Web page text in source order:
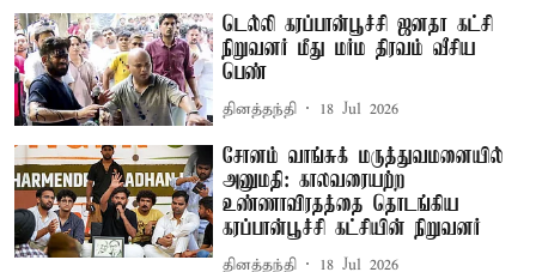
டெல்லி கரப்பான்பூச்சி ஜனதா கட்சி
நிறுவனர் மீது மர்ம திரவம் வீசிய
பெண்
தினத்தந்தி 18 Jul 2026
சோனம் வாங்சுக் மருத்துவமனையில்
அனுமதி: காலவரையற்ற
உண்ணாவிரதத்தை தொடங்கிய
கரப்பான்பூச்சி கட்சியின் நிறுவனர்
தினத்தந்தி 18 Jul 2026